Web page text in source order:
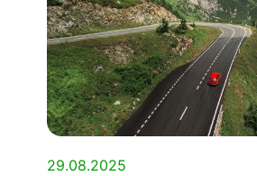
29.08.2025